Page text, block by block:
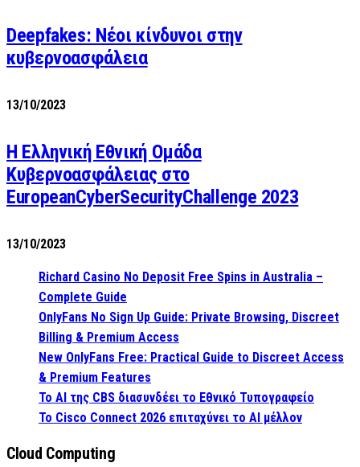
Deepfakes: Νέοι κίνδυνοι στην
κυβερνοασφάλεια
13/10/2023
Η Ελληνική Εθνική Ομάδα
Κυβερνοασφάλειας στο
EuropeanCyberSecurityChallenge 2023
13/10/2023
Richard Casino No Deposit Free Spins in Australia –
Complete Guide
OnlyFans No Sign Up Guide: Private Browsing, Discreet
Billing & Premium Access
New OnlyFans Free: Practical Guide to Discreet Access
& Premium Features
Το AI της CBS διασυνδέει το Εθνικό Τυπογραφείο
Το Cisco Connect 2026 επιταχύνει το AI μέλλον
Cloud Computing